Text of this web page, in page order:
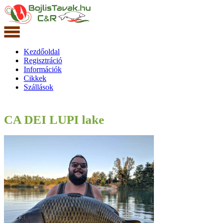
Kezdőoldal
Regisztráció
Információk
Cikkek
Szállások
CA DEI LUPI lake